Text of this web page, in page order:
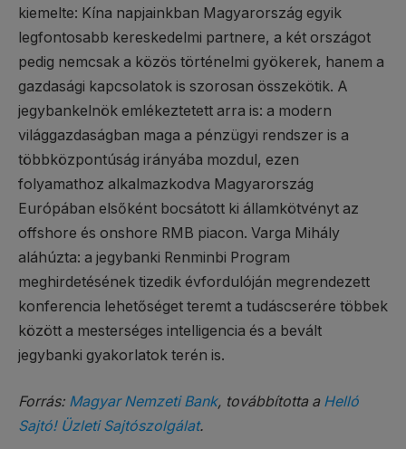
kiemelte: Kína napjainkban Magyarország egyik
legfontosabb kereskedelmi partnere, a két országot
pedig nemcsak a közös történelmi gyökerek, hanem a
gazdasági kapcsolatok is szorosan összekötik. A
jegybankelnök emlékeztetett arra is: a modern
világgazdaságban maga a pénzügyi rendszer is a
többközpontúság irányába mozdul, ezen
folyamathoz alkalmazkodva Magyarország
Európában elsőként bocsátott ki államkötvényt az
offshore és onshore RMB piacon. Varga Mihály
aláhúzta: a jegybanki Renminbi Program
meghirdetésének tizedik évfordulóján megrendezett
konferencia lehetőséget teremt a tudáscserére többek
között a mesterséges intelligencia és a bevált
jegybanki gyakorlatok terén is.
Forrás: Magyar Nemzeti Bank, továbbította a Helló
Sajtó! Üzleti Sajtószolgálat.